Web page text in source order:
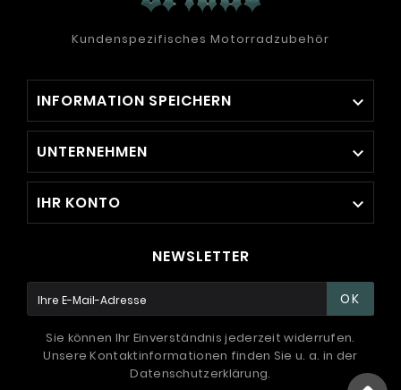
Kundenspezifisches Motorradzubehör
INFORMATION SPEICHERN 
UNTERNEHMEN 
IHR KONTO 
NEWSLETTER
OK
Sie können Ihr Einverständnis jederzeit widerrufen.
Unsere Kontaktinformationen finden Sie u. a. in der
Datenschutzerklärung.